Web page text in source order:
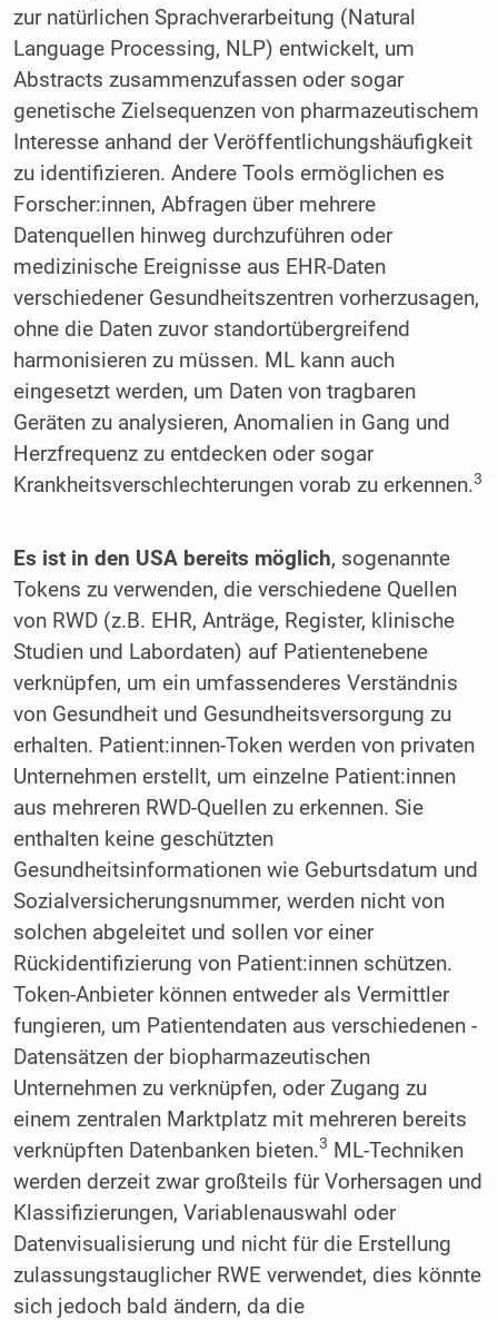
zur natürlichen Sprachverarbeitung (Natural
Language Processing, NLP) entwickelt, um
Abstracts zusammenzufassen oder sogar
genetische Zielsequenzen von pharmazeutischem
Interesse anhand der Veröffentlichungshäufigkeit
zu identifizieren. Andere Tools ermöglichen es
Forscher:innen, Abfragen über mehrere
Datenquellen hinweg durchzuführen oder
medizinische Ereignisse aus EHR-Daten
verschiedener Gesundheitszen­tren vorherzusagen,
ohne die Daten zuvor standortübergreifend
harmonisieren zu müssen. ML kann auch
eingesetzt werden, um Daten von tragbaren
Geräten zu analysieren, Anomalien in Gang und
Herzfrequenz zu entdecken oder sogar
Krankheitsverschlechterungen vorab zu erkennen.3
Es ist in den USA bereits möglich, sogenannte
Tokens zu verwenden, die verschiedene Quellen
von RWD (z.B. EHR, Anträge, Register, klinische
Studien und Labordaten) auf Patientenebene
verknüpfen, um ein umfassenderes Verständnis
von Gesundheit und Gesundheitsversorgung zu
erhalten. Patient:innen-Token werden von privaten
Unternehmen erstellt, um einzelne Patient:innen
aus mehreren RWD-Quellen zu erkennen. Sie
enthalten keine geschützten
Gesundheitsinformationen wie Geburtsdatum und
Sozialversicherungsnummer, werden nicht von
solchen abgeleitet und sollen vor einer
Rückidentifizierung von Patient:innen schützen.
Token-Anbieter können ­entweder als Vermittler
fungieren, um Patientendaten aus verschiedenen ­
Datensätzen der biopharmazeutischen
Unternehmen zu verknüpfen, oder Zugang zu
einem zentralen Marktplatz mit mehreren bereits
verknüpften Datenbanken bieten.3 ML-Techniken
werden derzeit zwar großteils für Vorhersagen und
Klassifizierungen, Variablenauswahl oder
Datenvisualisierung und nicht für die Erstellung
zulassungstauglicher RWE verwendet, dies könnte
sich jedoch bald ändern, da die